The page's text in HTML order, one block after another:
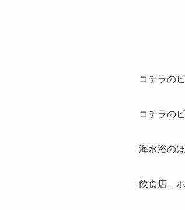
コチラの
コチラの
海水浴の
飲食店、